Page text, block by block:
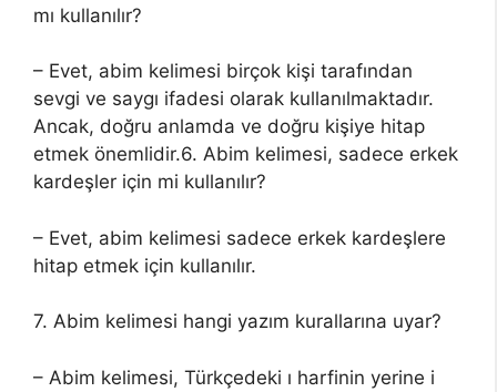
mı kullanılır?
– Evet, abim kelimesi birçok kişi tarafından
sevgi ve saygı ifadesi olarak kullanılmaktadır.
Ancak, doğru anlamda ve doğru kişiye hitap
etmek önemlidir.6. Abim kelimesi, sadece erkek
kardeşler için mi kullanılır?
– Evet, abim kelimesi sadece erkek kardeşlere
hitap etmek için kullanılır.
7. Abim kelimesi hangi yazım kurallarına uyar?
– Abim kelimesi, Türkçedeki ı harfinin yerine i